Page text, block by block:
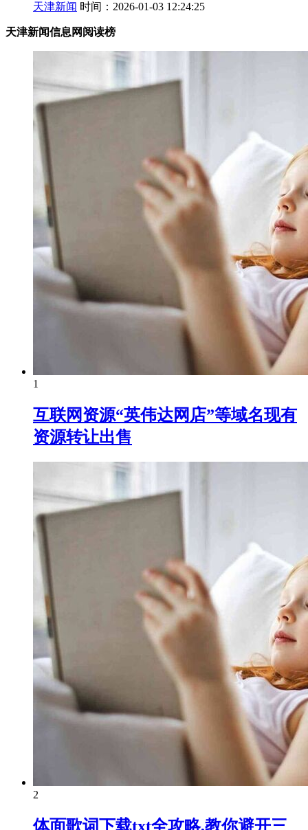
天津新闻 时间：2026-01-03 12:24:25
天津新闻信息网阅读榜
1
互联网资源“英伟达网店”等域名现有
资源转让出售
2
体面歌词下载txt全攻略,教你避开三